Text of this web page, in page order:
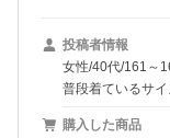
投稿者情報
女性/40代/161～
普段着ているサイ
購入した商品